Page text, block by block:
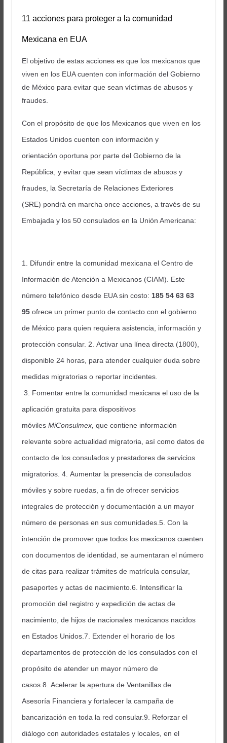
11 acciones para proteger a la comunidad
Mexicana en EUA
El objetivo de estas acciones es que los mexicanos que
viven en los EUA cuenten con información del Gobierno
de México para evitar que sean víctimas de abusos y
fraudes.
Con el propósito de que los Mexicanos que viven en los
Estados Unidos cuenten con información y
orientación oportuna por parte del Gobierno de la
República, y evitar que sean víctimas de abusos y
fraudes, la Secretaría de Relaciones Exteriores
(SRE) pondrá en marcha once acciones, a través de su
Embajada y los 50 consulados en la Unión Americana:
1. Difundir entre la comunidad mexicana el Centro de
Información de Atención a Mexicanos (CIAM). Este
número telefónico desde EUA sin costo: 185 54 63 63
95 ofrece un primer punto de contacto con el gobierno
de México para quien requiera asistencia, información y
protección consular. 2. Activar una línea directa (1800),
disponible 24 horas, para atender cualquier duda sobre
medidas migratorias o reportar incidentes.
3. Fomentar entre la comunidad mexicana el uso de la
aplicación gratuita para dispositivos
móviles MiConsulmex, que contiene información
relevante sobre actualidad migratoria, así como datos de
contacto de los consulados y prestadores de servicios
migratorios. 4. Aumentar la presencia de consulados
móviles y sobre ruedas, a fin de ofrecer servicios
integrales de protección y documentación a un mayor
número de personas en sus comunidades.5. Con la
intención de promover que todos los mexicanos cuenten
con documentos de identidad, se aumentaran el número
de citas para realizar trámites de matrícula consular,
pasaportes y actas de nacimiento.6. Intensificar la
promoción del registro y expedición de actas de
nacimiento, de hijos de nacionales mexicanos nacidos
en Estados Unidos.7. Extender el horario de los
departamentos de protección de los consulados con el
propósito de atender un mayor número de
casos.8. Acelerar la apertura de Ventanillas de
Asesoría Financiera y fortalecer la campaña de
bancarización en toda la red consular.9. Reforzar el
diálogo con autoridades estatales y locales, en el